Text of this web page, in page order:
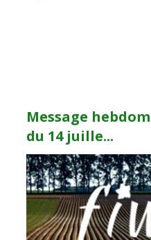
Message
du 14 juille...